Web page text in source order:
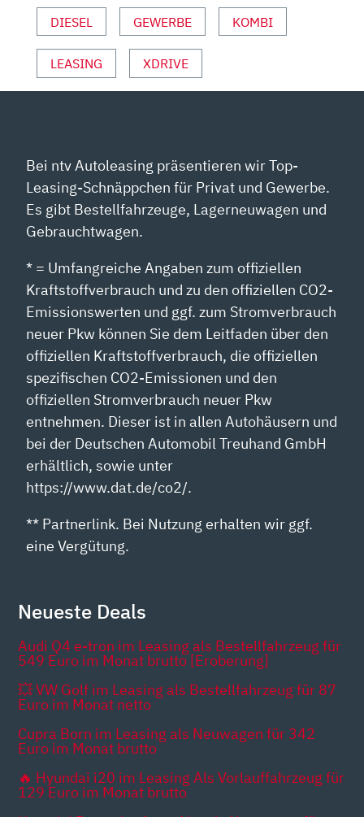
DIESEL GEWERBE KOMBI
LEASING XDRIVE
Bei ntv Autoleasing präsentieren wir Top-
Leasing-Schnäppchen für Privat und Gewerbe.
Es gibt Bestellfahrzeuge, Lagerneuwagen und
Gebrauchtwagen.
* = Umfangreiche Angaben zum offiziellen
Kraftstoffverbrauch und zu den offiziellen CO2-
Emissionswerten und ggf. zum Stromverbrauch
neuer Pkw können Sie dem Leitfaden über den
offiziellen Kraftstoffverbrauch, die offiziellen
spezifischen CO2-Emissionen und den
offiziellen Stromverbrauch neuer Pkw
entnehmen. Dieser ist in allen Autohäusern und
bei der Deutschen Automobil Treuhand GmbH
erhältlich, sowie unter
https://www.dat.de/co2/.
** Partnerlink. Bei Nutzung erhalten wir ggf.
eine Vergütung.
Neueste Deals
Audi Q4 e-tron im Leasing als Bestellfahrzeug für
549 Euro im Monat brutto [Eroberung]
💥 VW Golf im Leasing als Bestellfahrzeug für 87
Euro im Monat netto
Cupra Born im Leasing als Neuwagen für 342
Euro im Monat brutto
🔥 Hyundai i20 im Leasing Als Vorlauffahrzeug für
129 Euro im Monat brutto